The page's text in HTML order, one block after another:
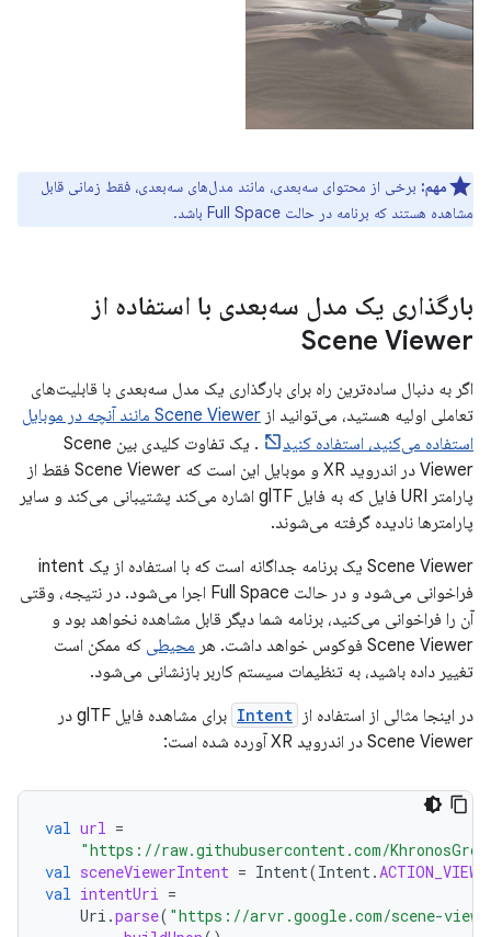
مهم: برخی از محتوای سه‌بعدی، مانند مدل‌های سه‌بعدی، فقط زمانی قابل
مشاهده هستند که برنامه در حالت Full Space باشد.
بارگذاری یک مدل سه‌بعدی با استفاده از
Scene Viewer
اگر به دنبال ساده‌ترین راه برای بارگذاری یک مدل سه‌بعدی با قابلیت‌های
تعاملی اولیه هستید، می‌توانید از
Scene Viewer مانند آنچه در موبایل
استفاده می‌کنید، استفاده کنید
. یک تفاوت کلیدی بین Scene
Viewer در اندروید XR و موبایل این است که Scene Viewer فقط از
پارامتر URI فایل که به فایل glTF اشاره می‌کند پشتیبانی می‌کند و سایر
پارامترها نادیده گرفته می‌شوند.
Scene Viewer یک برنامه جداگانه است که با استفاده از یک intent
فراخوانی می‌شود و در حالت Full Space اجرا می‌شود. در نتیجه، وقتی
آن را فراخوانی می‌کنید، برنامه شما دیگر قابل مشاهده نخواهد بود و
Scene Viewer فوکوس خواهد داشت. هر
محیطی که ممکن است
تغییر داده باشید، به تنظیمات سیستم کاربر بازنشانی می‌شود.
در اینجا مثالی از استفاده از Intent
برای مشاهده فایل glTF در
Scene Viewer در اندروید XR آورده شده است:
val url =
"https://raw.githubusercontent.com/
val sceneViewerIntent = Intent(Intent . ACTION_VIEW
val intentUri =
Uri .parse( "https://arvr.google.com/scene-